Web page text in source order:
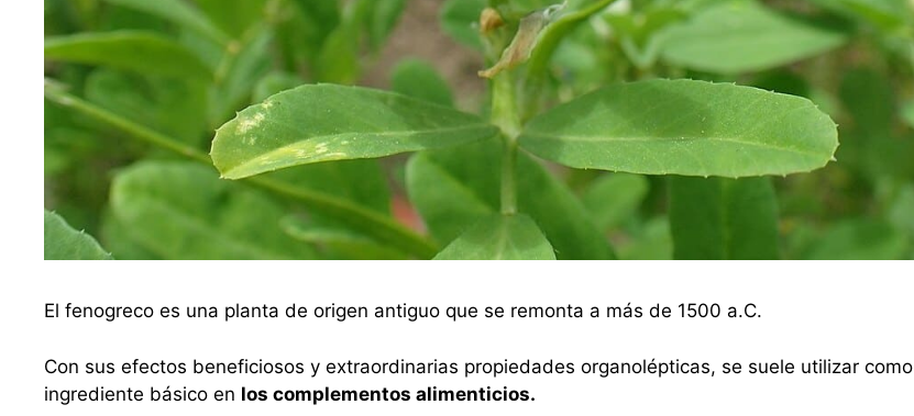
El fenogreco es una planta de origen antiguo que se remonta a más de 1500 a.C.
Con sus efectos beneficiosos y extraordinarias propiedades organolépticas, se suele utilizar como
ingrediente básico en los complementos alimenticios.